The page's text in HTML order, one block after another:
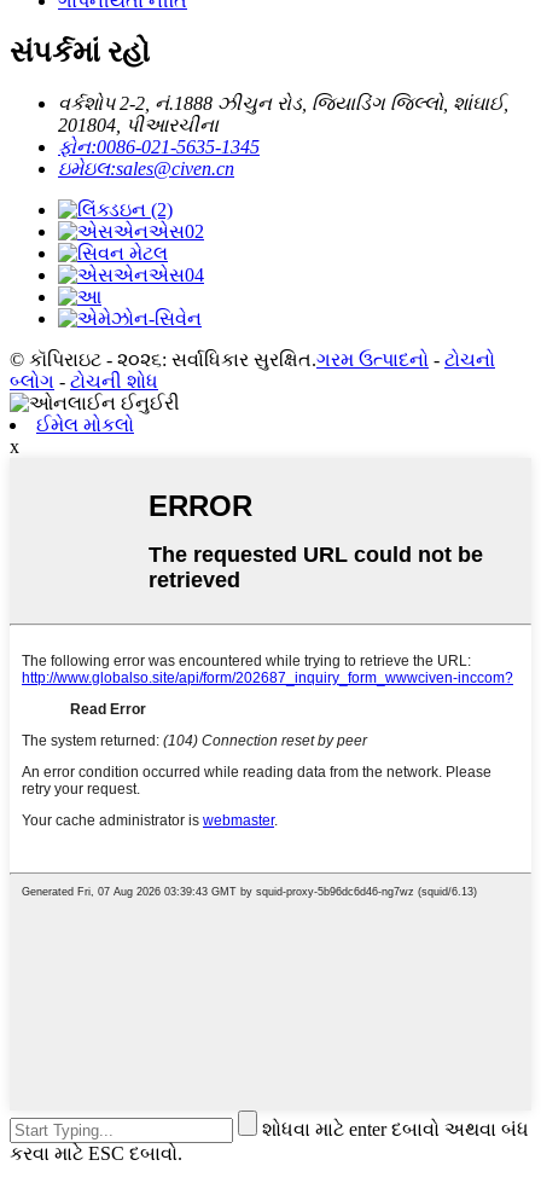
સંપર્કમાં રહો
વર્કશોપ 2-2, નં.1888 ઝીચુન રોડ, જિયાડિંગ જિલ્લો, શાંઘાઈ,
201804, પીઆરચીના
ફોન:0086-021-5635-1345
ઇમેઇલ:sales@civen.cn
© કૉપિરાઇટ - ૨૦૨૬: સર્વાધિકાર સુરક્ષિત.ગરમ ઉત્પાદનો - ટોચનો
બ્લોગ - ટોચની શોધ
ઈમેલ મોકલો
x
શોધવા માટે enter દબાવો અથવા બંધ
કરવા માટે ESC દબાવો.